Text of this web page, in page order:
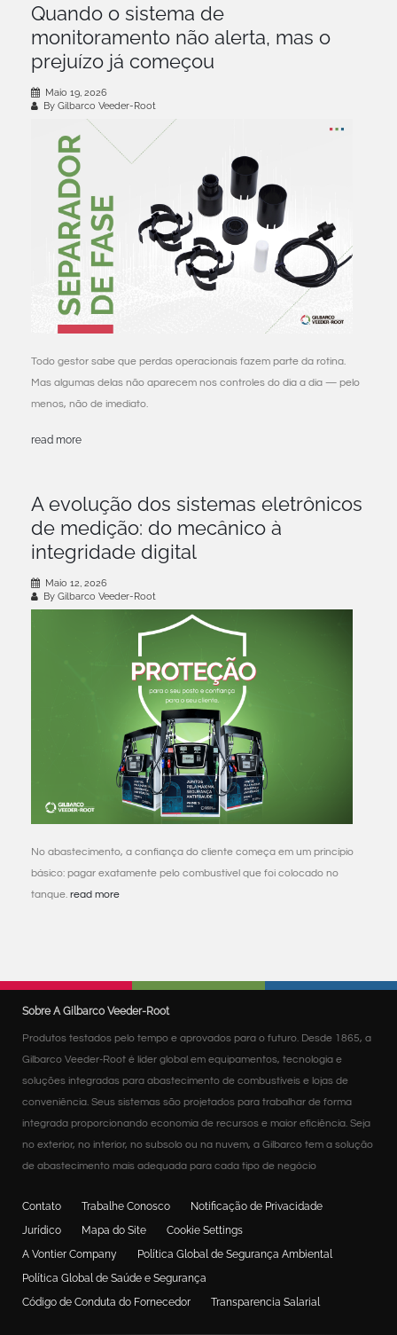
Quando o sistema de
monitoramento não alerta, mas o
prejuízo já começou
Maio 19, 2026
By Gilbarco Veeder-Root
Todo gestor sabe que perdas operacionais fazem parte da rotina.
Mas algumas delas não aparecem nos controles do dia a dia — pelo
menos, não de imediato.
read more
A evolução dos sistemas eletrônicos
de medição: do mecânico à
integridade digital
Maio 12, 2026
By Gilbarco Veeder-Root
No abastecimento, a confiança do cliente começa em um princípio
básico: pagar exatamente pelo combustível que foi colocado no
tanque. read more
Sobre A Gilbarco Veeder-Root
Produtos testados pelo tempo e aprovados para o futuro. Desde 1865, a
Gilbarco Veeder-Root é líder global em equipamentos, tecnologia e
soluções integradas para abastecimento de combustíveis e lojas de
conveniência. Seus sistemas são projetados para trabalhar de forma
integrada proporcionando economia de recursos e maior eficiência. Seja
no exterior, no interior, no subsolo ou na nuvem, a Gilbarco tem a solução
de abastecimento mais adequada para cada tipo de negócio
Contato Trabalhe Conosco
Notificação de Privacidade
Jurídico
Mapa do Site
Cookie Settings
A Vontier Company
Política Global de Segurança Ambiental
Política Global de Saúde e Segurança
Código de Conduta do Fornecedor
Transparencia Salarial